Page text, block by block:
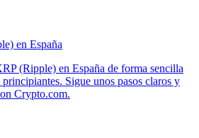
en España
(Ripple) en España de forma sencilla
Sigue unos pasos claros y
Crypto.com.